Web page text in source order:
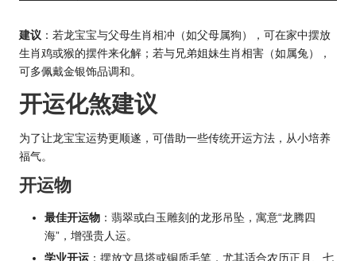
建议 ：若龙宝宝与父母生肖相冲（如父母属狗），可在家中摆放
生肖鸡或猴的摆件来化解；若与兄弟姐妹生肖相害（如属兔），
可多佩戴金银饰品调和。
开运化煞建议
为了让龙宝宝运势更顺遂，可借助一些传统开运方法，从小培养
福气。
开运物
最佳开运物 ：翡翠或白玉雕刻的龙形吊坠，寓意“龙腾四
海”，增强贵人运。
学业开运 ：摆放文昌塔或铜质毛笔，尤其适合农历正月、七